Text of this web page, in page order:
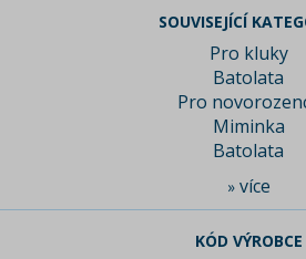
SOUVISEJÍCÍ
Pro kluky
Batolata
Pro
Miminka
Batolata
» více
KÓD VÝROBCE